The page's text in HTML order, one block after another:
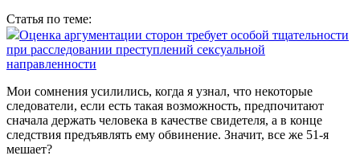
Статья по теме:
Оценка аргументации сторон требует особой тщательности
при расследовании преступлений сексуальной
направленности
Мои сомнения усилились, когда я узнал, что некоторые
следователи, если есть такая возможность, предпочитают
сначала держать человека в качестве свидетеля, а в конце
следствия предъявлять ему обвинение. Значит, все же 51‑я
мешает?